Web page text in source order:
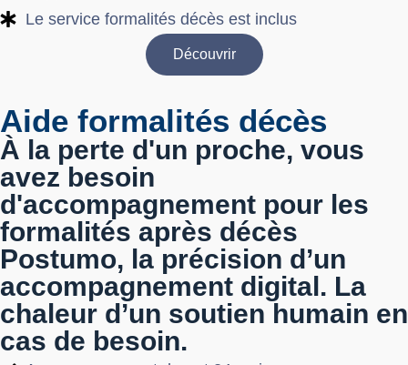
Le service formalités décès est inclus
Découvrir
Aide formalités décès
À la perte d'un proche, vous
avez besoin
d'accompagnement pour les
formalités après décès
Postumo, la précision d’un
accompagnement digital. La
chaleur d’un soutien humain en
cas de besoin.